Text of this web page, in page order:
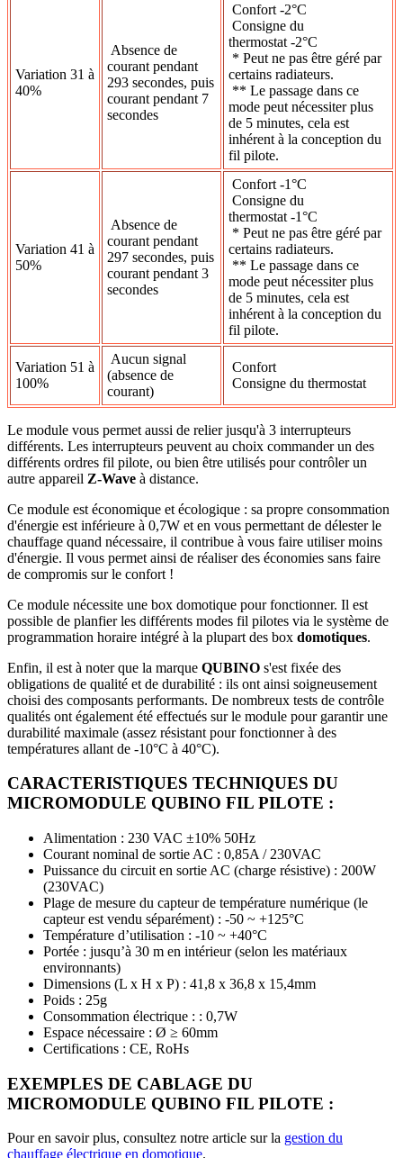
Variation 31 à
40%
Absence de
courant pendant
293 secondes, puis
courant pendant 7
secondes
Confort -2°C
Consigne du
thermostat -2°C
* Peut ne pas être géré par
certains radiateurs.
** Le passage dans ce
mode peut nécessiter plus
de 5 minutes, cela est
inhérent à la conception du
fil pilote.
Variation 41 à
50%
Absence de
courant pendant
297 secondes, puis
courant pendant 3
secondes
Confort -1°C
Consigne du
thermostat -1°C
* Peut ne pas être géré par
certains radiateurs.
** Le passage dans ce
mode peut nécessiter plus
de 5 minutes, cela est
inhérent à la conception du
fil pilote.
Variation 51 à
100%
Aucun signal
(absence de
courant)
Confort
Consigne du thermostat
Le module vous permet aussi de relier jusqu'à 3 interrupteurs
différents. Les interrupteurs peuvent au choix commander un des
différents ordres fil pilote, ou bien être utilisés pour contrôler un
autre appareil Z-Wave à distance.
Ce module est économique et écologique : sa propre consommation
d'énergie est inférieure à 0,7W et en vous permettant de délester le
chauffage quand nécessaire, il contribue à vous faire utiliser moins
d'énergie. Il vous permet ainsi de réaliser des économies sans faire
de compromis sur le confort !
Ce module nécessite une box domotique pour fonctionner. Il est
possible de planfier les différents modes fil pilotes via le système de
programmation horaire intégré à la plupart des box domotiques.
Enfin, il est à noter que la marque QUBINO s'est fixée des
obligations de qualité et de durabilité : ils ont ainsi soigneusement
choisi des composants performants. De nombreux tests de contrôle
qualités ont également été effectués sur le module pour garantir une
durabilité maximale (assez résistant pour fonctionner à des
températures allant de -10°C à 40°C).
CARACTERISTIQUES TECHNIQUES DU
MICROMODULE QUBINO FIL PILOTE :
Alimentation : 230 VAC ±10% 50Hz
Courant nominal de sortie AC : 0,85A / 230VAC
Puissance du circuit en sortie AC (charge résistive) : 200W
(230VAC)
Plage de mesure du capteur de température numérique (le
capteur est vendu séparément) : -50 ~ +125°C
Température d’utilisation : -10 ~ +40°C
Portée : jusqu’à 30 m en intérieur (selon les matériaux
environnants)
Dimensions (L x H x P) : 41,8 x 36,8 x 15,4mm
Poids : 25g
Consommation électrique : : 0,7W
Espace nécessaire : Ø ≥ 60mm
Certifications : CE, RoHs
EXEMPLES DE CABLAGE DU
MICROMODULE QUBINO FIL PILOTE :
Pour en savoir plus, consultez notre article sur la gestion du
chauffage électrique en domotique.